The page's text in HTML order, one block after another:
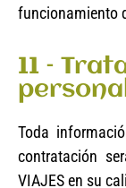
funcionamiento
11 –
Toda
contratación
VIAJES en su